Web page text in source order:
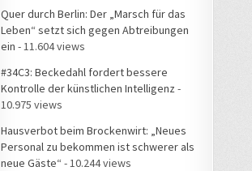
Quer durch Berlin: Der „Marsch für das
Leben“ setzt sich gegen Abtreibungen
ein - 11.604 views
#34C3: Beckedahl fordert bessere
Kontrolle der künstlichen Intelligenz -
10.975 views
Hausverbot beim Brockenwirt: „Neues
Personal zu bekommen ist schwerer als
neue Gäste“ - 10.244 views